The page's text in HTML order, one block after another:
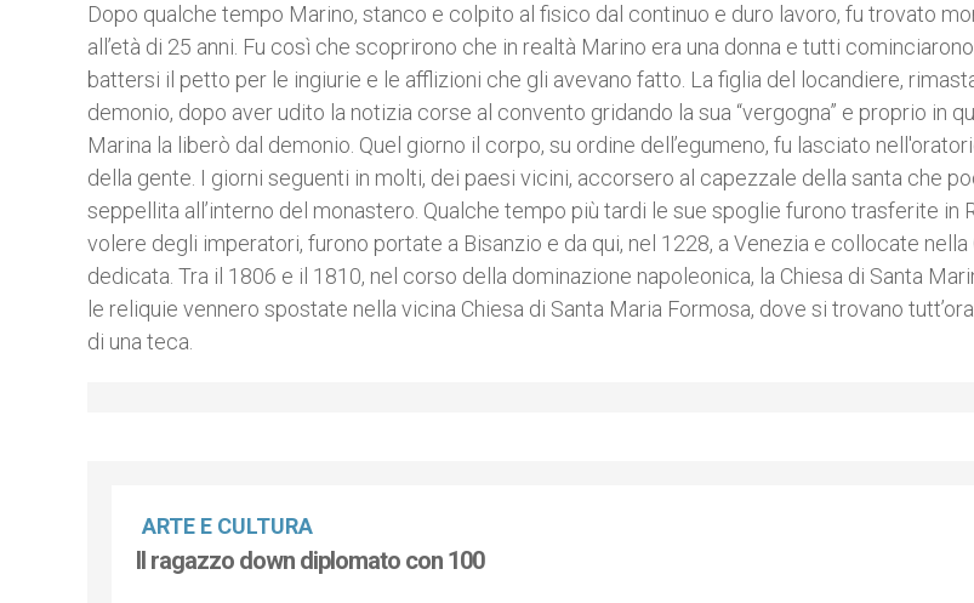
Dopo qualche tempo Marino, stanco e colpito al fisico dal continuo e duro lavoro, fu trovato
all’età di 25 anni. Fu così che scoprirono che in realtà Marino era una donna e tutti
battersi il petto per le ingiurie e le afflizioni che gli avevano fatto. La figlia del locandiere,
demonio, dopo aver udito la notizia corse al convento gridando la sua “vergogna” e proprio in
Marina la liberò dal demonio. Quel giorno il corpo, su ordine dell’egumeno, fu lasciato
della gente. I giorni seguenti in molti, dei paesi vicini, accorsero al capezzale della santa che
seppellita all’interno del monastero. Qualche tempo più tardi le sue spoglie furono trasferite in
volere degli imperatori, furono portate a Bisanzio e da qui, nel 1228, a Venezia e collocate nella
dedicata. Tra il 1806 e il 1810, nel corso della dominazione napoleonica, la Chiesa di Santa
le reliquie vennero spostate nella vicina Chiesa di Santa Maria Formosa, dove si trovano
di una teca.
ARTE E CULTURA
Il ragazzo down diplomato con 100